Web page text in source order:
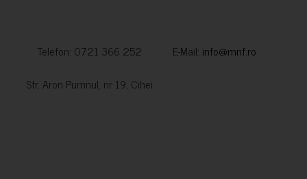
Telefon: 0721 366 252 E-Mail: info@mnf.ro
Str. Aron Pumnul, nr 19, Cihei